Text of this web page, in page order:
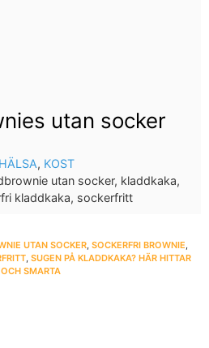
utan socker
HÄLSA, KOST
utan socker, kladdkaka,
kladdkaka, sockerfritt
UTAN SOCKER SOCKERFRI BROWNIE
SUGEN PÅ KLADDKAKA? HÄR HITTAR
SMARTA